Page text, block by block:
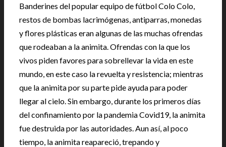
Banderines del popular equipo de fútbol Colo Colo,
restos de bombas lacrimógenas, antiparras, monedas
y flores plásticas eran algunas de las muchas ofrendas
que rodeaban a la animita. Ofrendas con la que los
vivos piden favores para sobrellevar la vida en este
mundo, en este caso la revuelta y resistencia; mientras
que la animita por su parte pide ayuda para poder
llegar al cielo. Sin embargo, durante los primeros días
del confinamiento por la pandemia Covid19, la animita
fue destruida por las autoridades. Aun así, al poco
tiempo, la animita reapareció, trepando y